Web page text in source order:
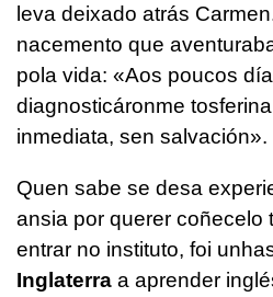
leva deixado atrás
nacemento que
pola vida: «Aos poucos
diagnosticáronme
inmediata, sen salvación».
Quen sabe se desa
ansia por querer coñecelo
entrar no instituto, foi
Inglaterra a aprender